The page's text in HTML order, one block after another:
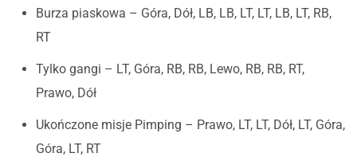
Burza piaskowa – Góra, Dół, LB, LB, LT, LT, LB, LT, RB,
RT
Tylko gangi – LT, Góra, RB, RB, Lewo, RB, RB, RT,
Prawo, Dół
Ukończone misje Pimping – Prawo, LT, LT, Dół, LT, Góra,
Góra, LT, RT